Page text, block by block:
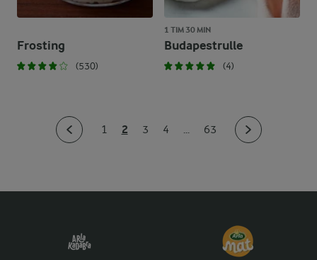
Frosting
(530)
1 TIM 30 MIN
Budapestrulle
(4)
1 2 3 4 ... 63